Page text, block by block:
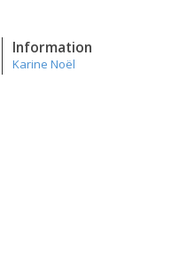
Information
Karine Noël